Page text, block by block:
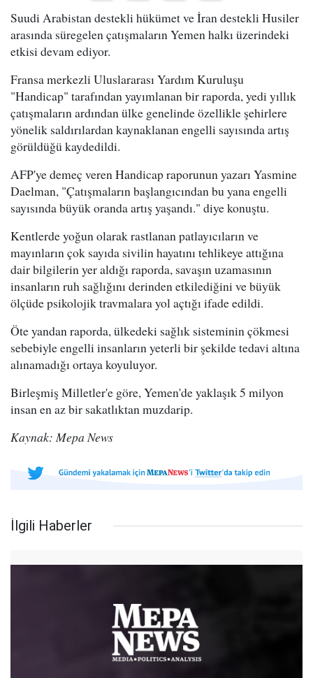
Suudi Arabistan destekli hükümet ve İran destekli Husiler
arasında süregelen çatışmaların Yemen halkı üzerindeki
etkisi devam ediyor.
Fransa merkezli Uluslararası Yardım Kuruluşu
"Handicap" tarafından yayımlanan bir raporda, yedi yıllık
çatışmaların ardından ülke genelinde özellikle şehirlere
yönelik saldırılardan kaynaklanan engelli sayısında artış
görüldüğü kaydedildi.
AFP'ye demeç veren Handicap raporunun yazarıYasmine
Daelman, "Çatışmaların başlangıcından bu yana engelli
sayısında büyük oranda artış yaşandı." diye konuştu.
Kentlerde yoğun olarak rastlanan patlayıcıların ve
mayınların çok sayıda sivilin hayatını tehlikeye attığına
dair bilgilerin yer aldığı raporda, savaşın uzamasının
insanların ruh sağlığını derinden etkilediğini ve büyük
ölçüde psikolojik travmalara yol açtığı ifade edildi.
Öte yandan raporda, ülkedeki sağlık sisteminin çökmesi
sebebiyle engelli insanların yeterli bir şekilde tedavi altına
alınamadığı ortaya koyuluyor.
Birleşmiş Milletler'e göre, Yemen'de yaklaşık 5 milyon
insan en az bir sakatlıktan muzdarip.
Kaynak: Mepa News
İlgili Haberler